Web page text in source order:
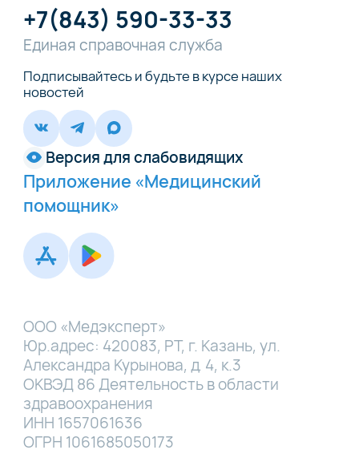
+7(843) 590-33-33
Единая справочная служба
Подписывайтесь и будьте в курсе наших
новостей
Версия для слабовидящих
Приложение «Медицинский
помощник»
ООО «Медэксперт»
Юр.адрес: 420083, РТ, г. Казань, ул.
Александра Курынова, д. 4, к.3
ОКВЭД 86 Деятельность в области
здравоохранения
ИНН 1657061636
ОГРН 1061685050173